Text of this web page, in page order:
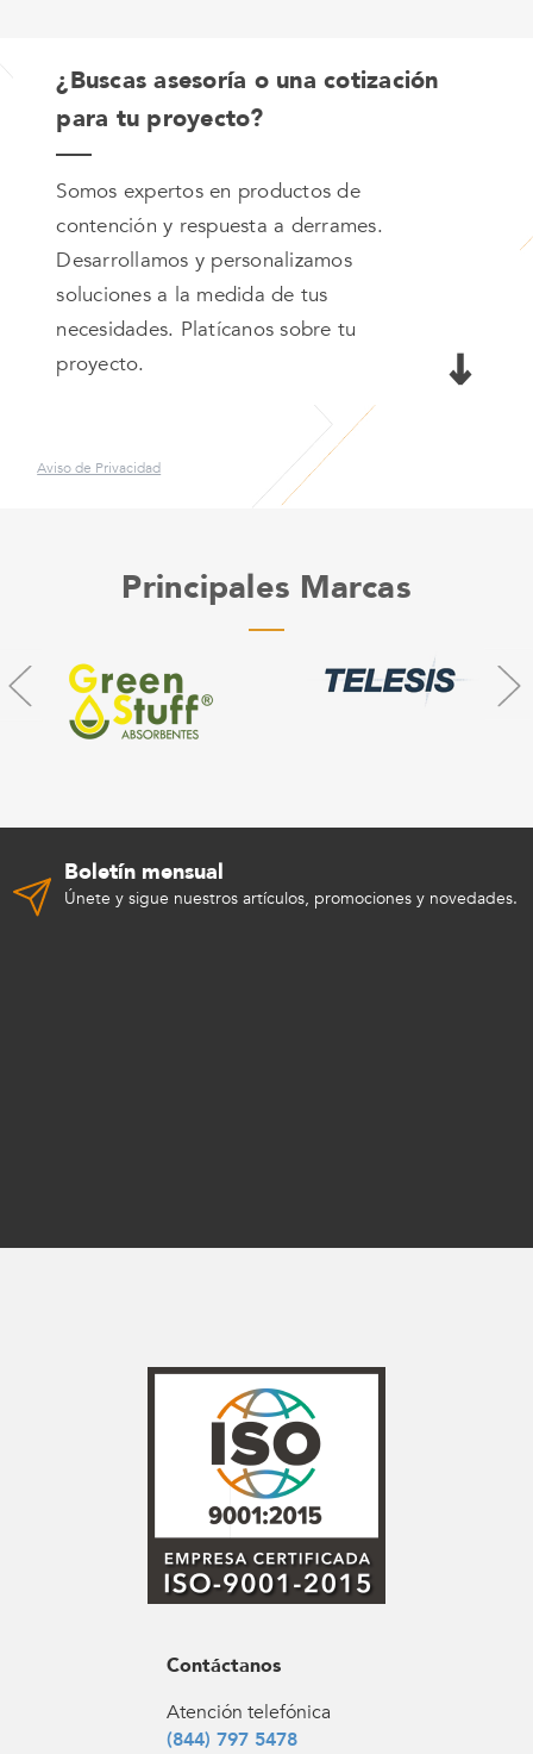
¿Buscas asesoría o una cotización
para tu proyecto?
Somos expertos en productos de
contención y respuesta a derrames.
Desarrollamos y personalizamos
soluciones a la medida de tus
necesidades. Platícanos sobre tu
proyecto.
Aviso de Privacidad
Principales Marcas
Boletín mensual
Únete y sigue nuestros artículos, promociones y novedades.
Contáctanos
Atención telefónica
(844) 797 5478